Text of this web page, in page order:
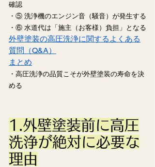
確認
・⑤ 洗浄機のエンジン音（騒音）が発生する
・⑥ 水道代は「施主（お客様）負担」となる
外壁塗装の高圧洗浄に関するよくある
質問（Q&A）
まとめ
・高圧洗浄の品質こそが外壁塗装の寿命を決
める
1.外壁塗装前に高圧
洗浄が絶対に必要な
理由